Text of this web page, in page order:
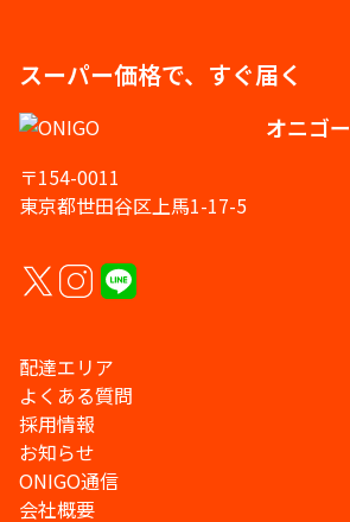
スーパー価格で、すぐ届く
オニゴー
〒154-0011
東京都世田谷区上馬1-17-5
配達エリア
よくある質問
採用情報
お知らせ
ONIGO通信
会社概要